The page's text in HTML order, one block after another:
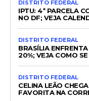
DISTRITO FEDERAL
IPTU: 4ª PARCELA
NO DF; VEJA
DISTRITO FEDERAL
BRASÍLIA
20%; VEJA COMO
DISTRITO FEDERAL
CELINA LEÃO
FAVORITA NA